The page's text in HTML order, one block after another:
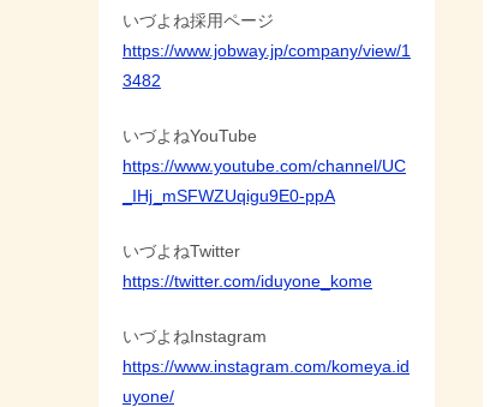
いづよね採用ページ
https://www.jobway.jp/company/view/1
3482
いづよねYouTube
https://www.youtube.com/channel/UC
_IHj_mSFWZUqigu9E0-ppA
いづよねTwitter
https://twitter.com/iduyone_kome
いづよねInstagram
https://www.instagram.com/komeya.id
uyone/